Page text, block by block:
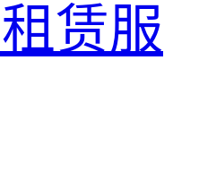
赁服